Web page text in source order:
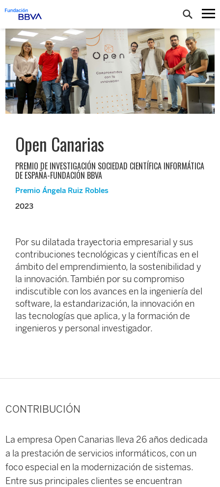
Open Canarias
PREMIO DE INVESTIGACIÓN SOCIEDAD CIENTÍFICA INFORMÁTICA
DE ESPAÑA-FUNDACIÓN BBVA
Premio Ángela Ruiz Robles
2023
Por su dilatada trayectoria empresarial y sus
contribuciones tecnológicas y científicas en el
ámbito del emprendimiento, la sostenibilidad y
la innovación. También por su compromiso
indiscutible con los avances en la ingeniería del
software, la estandarización, la innovación en
las tecnologías que aplica, y la formación de
ingenieros y personal investigador.
CONTRIBUCIÓN
La empresa Open Canarias lleva 26 años dedicada
a la prestación de servicios informáticos, con un
foco especial en la modernización de sistemas.
Entre sus principales clientes se encuentran